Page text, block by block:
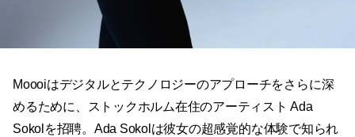
Moooiはデジタルとテクノロジーのアプローチをさらに深
めるために、ストックホルム在住のアーティスト Ada
Sokolを招聘。Ada Sokolは彼女の超感覚的な体験で知られ